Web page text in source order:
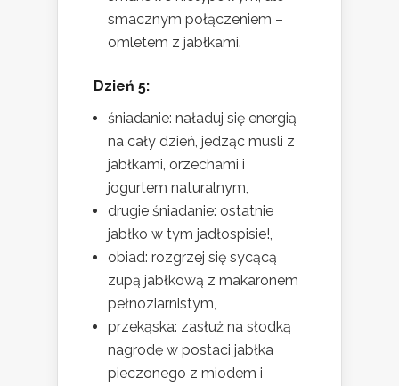
smacznym połączeniem –
omletem z jabłkami.
Dzień 5:
śniadanie: naładuj się energią
na cały dzień, jedząc musli z
jabłkami, orzechami i
jogurtem naturalnym,
drugie śniadanie: ostatnie
jabłko w tym jadłospisie!,
obiad: rozgrzej się sycącą
zupą jabłkową z makaronem
pełnoziarnistym,
przekąska: zasłuż na słodką
nagrodę w postaci jabłka
pieczonego z miodem i